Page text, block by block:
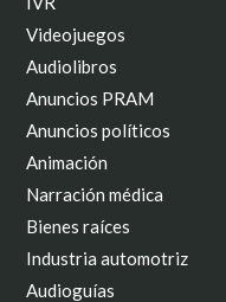
Videojuegos
Audiolibros
Anuncios PRAM
Anuncios políticos
Animación
Narración médica
Bienes raíces
Industria automotriz
Audioguías